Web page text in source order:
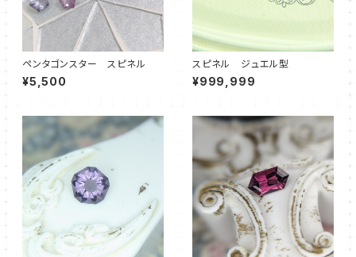
ペンタゴンスター スピネル
¥5,500
スピネル ジュエル型
¥999,999